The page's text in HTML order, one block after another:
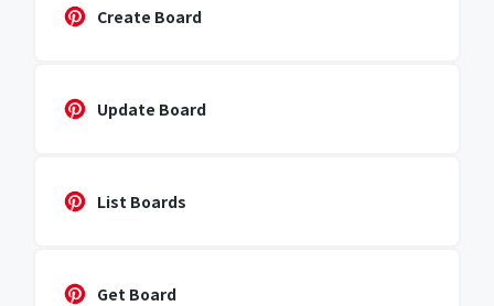
Create Board
Update Board
List Boards
Get Board